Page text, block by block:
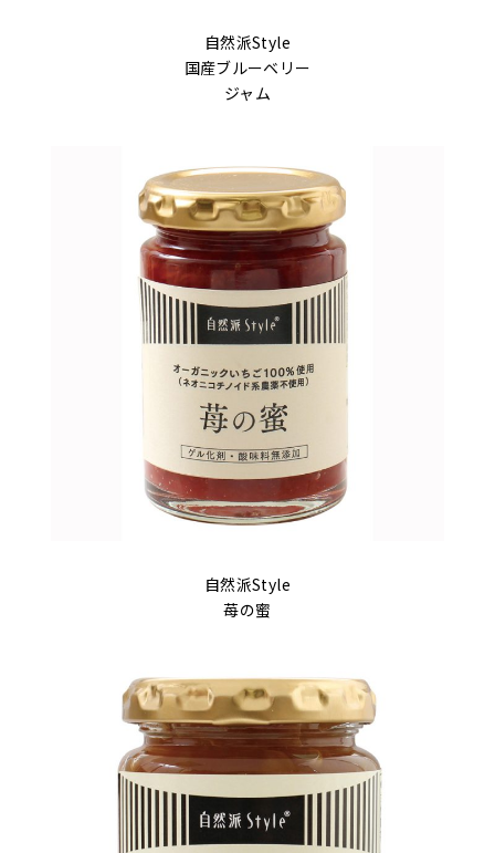
自然派Style
国産ブルーベリー
ジャム
自然派Style
苺の蜜